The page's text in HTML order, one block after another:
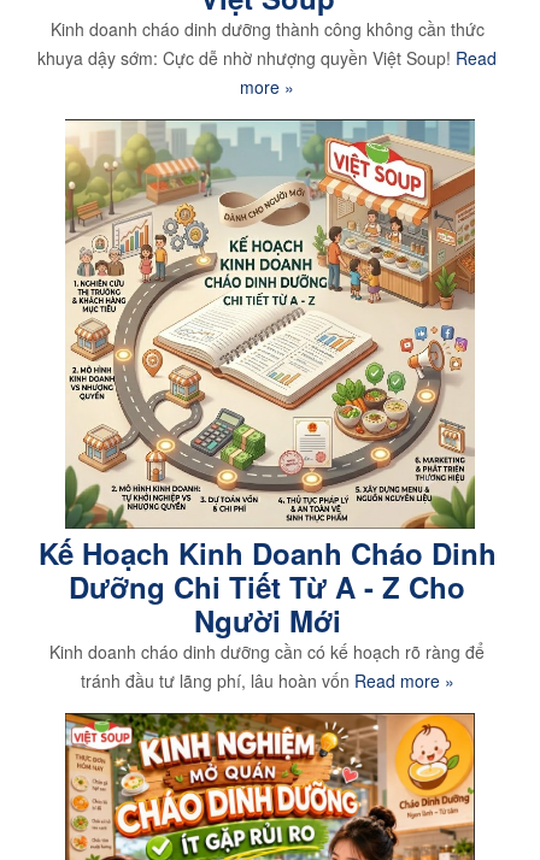
Kinh doanh cháo dinh dưỡng thành công không cần thức
khuya dậy sớm: Cực dễ nhờ nhượng quyền Việt Soup! Read
more »
Kế Hoạch Kinh Doanh Cháo Dinh
Dưỡng Chi Tiết Từ A - Z Cho
Người Mới
Kinh doanh cháo dinh dưỡng cần có kế hoạch rõ ràng để
tránh đầu tư lãng phí, lâu hoàn vốn Read more »